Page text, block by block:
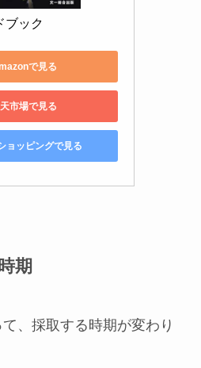
ブック
で見る
市場で見る
ョッピングで見る
期
、採取する時期が変わり